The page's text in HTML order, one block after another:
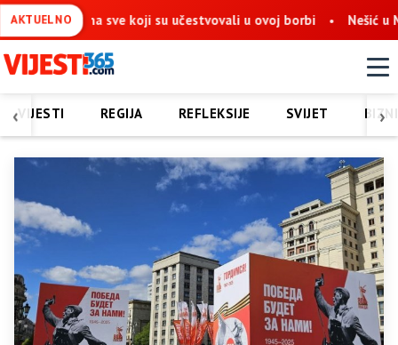
AKTUELNO
na sve koji su učestvovali u ovoj borbi Nešić u Mostaru:
‹ ›
VIJESTI REGIJA REFLEKSIJE SVIJET